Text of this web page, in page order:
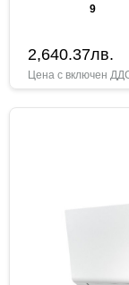
9
2,640.37лв.